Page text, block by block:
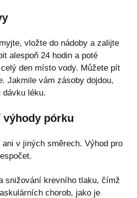
vložte do nádoby a zalijte
alespoň 24 hodin a poté
den místo vody. Můžete pít
Jakmile vám zásoby dojdou,
léku.
výhody pórku
v jiných směrech. Výhod pro
snižování krevního tlaku, čímž
chorob, jako je